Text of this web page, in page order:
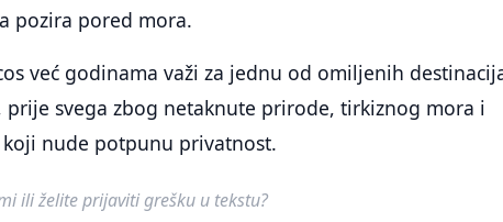
pozira pored mora.
već godinama važi za jednu od omiljenih
prije svega zbog netaknute prirode, tirkiznog mora i
nude potpunu privatnost.
ili želite prijaviti grešku u tekstu?